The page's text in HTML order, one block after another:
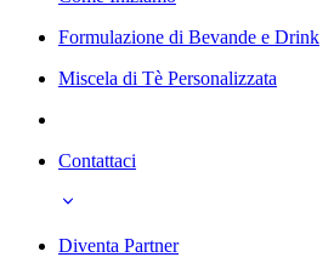
Formulazione di Bevande e Drink
Miscela di Tè Personalizzata
Contattaci
Diventa Partner